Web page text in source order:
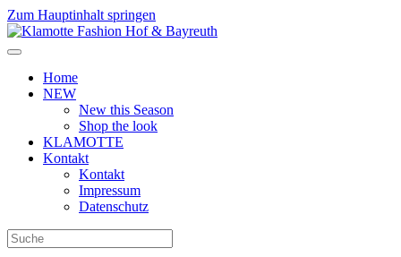
Zum Hauptinhalt springen
Home
NEW
New this Season
Shop the look
KLAMOTTE
Kontakt
Kontakt
Impressum
Datenschutz